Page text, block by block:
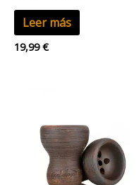
Leer más
19,99€